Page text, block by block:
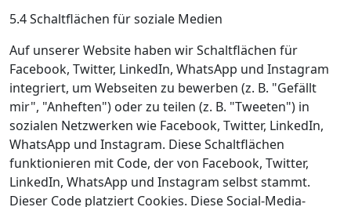
5.4 Schaltflächen für soziale Medien
Auf unserer Website haben wir Schaltflächen für
Facebook, Twitter, LinkedIn, WhatsApp und Instagram
integriert, um Webseiten zu bewerben (z. B. "Gefällt
mir", "Anheften") oder zu teilen (z. B. "Tweeten") in
sozialen Netzwerken wie Facebook, Twitter, LinkedIn,
WhatsApp und Instagram. Diese Schaltflächen
funktionieren mit Code, der von Facebook, Twitter,
LinkedIn, WhatsApp und Instagram selbst stammt.
Dieser Code platziert Cookies. Diese Social-Media-